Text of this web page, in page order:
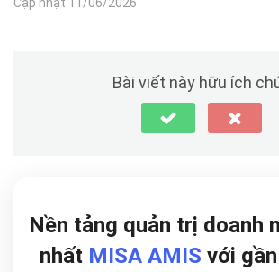
Bài viết này hữu ích
Nền tảng quản trị doanh
nhất MISA AMIS với gần